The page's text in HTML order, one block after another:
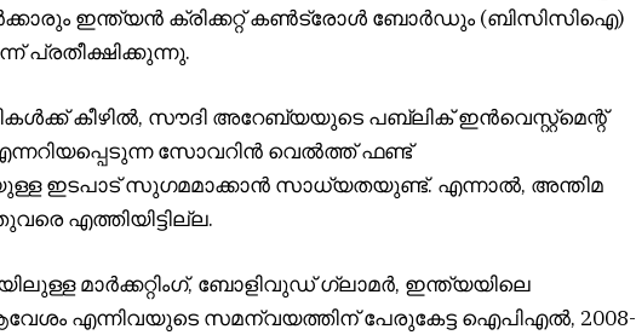
ഇന്ത്യൻ ക്രിക്കറ്റ് കൺട്രോൾ ബോർഡും (ബിസിസിഐ)
പ്രതീക്ഷിക്കുന്നു.
കീഴിൽ, സൗദി അറേബ്യയുടെ പബ്ലിക് ഇൻവെസ്റ്റ്‌മെന്റ്
സോവറിൻ വെൽത്ത് ഫണ്ട്
ഇടപാട് സുഗമമാക്കാൻ സാധ്യതയുണ്ട്. എന്നാൽ, അന്തിമ
എത്തിയിട്ടില്ല.
മാർക്കറ്റിംഗ്, ബോളിവുഡ് ഗ്ലാമർ, ഇന്ത്യയിലെ
എന്നിവയുടെ സമന്വയത്തിന് പേരുകേട്ട ഐപിഎൽ, 2008-